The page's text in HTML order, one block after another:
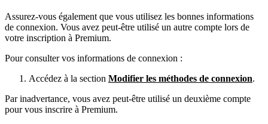
Assurez-vous également que vous utilisez les bonnes informations
de connexion. Vous avez peut-être utilisé un autre compte lors de
votre inscription à Premium.
Pour consulter vos informations de connexion :
Accédez à la section Modifier les méthodes de connexion.
Par inadvertance, vous avez peut-être utilisé un deuxième compte
pour vous inscrire à Premium.